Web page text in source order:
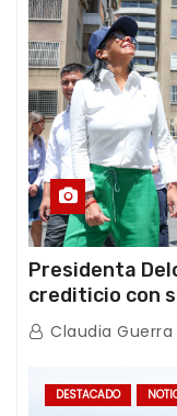
Presidenta
crediticio con
con Juntas de
Claudia Guerra
DESTACADO